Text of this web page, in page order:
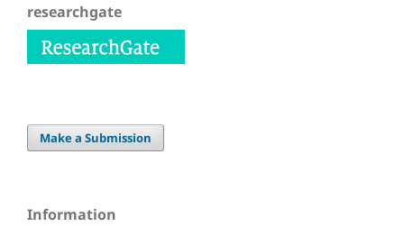
researchgate
Make a Submission
Information